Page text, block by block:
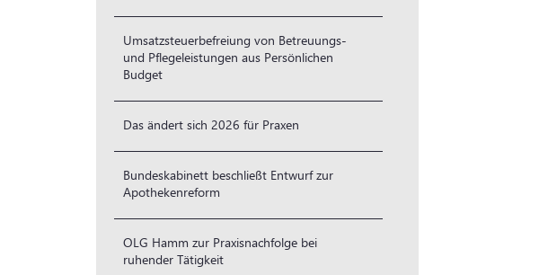
Umsatzsteuerbefreiung von Betreuungs-
und Pflegeleistungen aus Persönlichen
Budget
Das ändert sich 2026 für Praxen
Bundeskabinett beschließt Entwurf zur
Apothekenreform
OLG Hamm zur Praxisnachfolge bei
ruhender Tätigkeit